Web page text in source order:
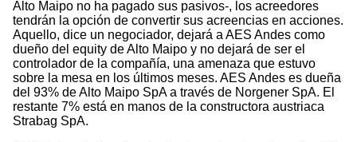
Alto Maipo no ha pagado sus pasivos-, los acreedores
tendrán la opción de convertir sus acreencias en acciones.
Aquello, dice un negociador, dejará a AES Andes como
dueño del equity de Alto Maipo y no dejará de ser el
controlador de la compañía, una amenaza que estuvo
sobre la mesa en los últimos meses. AES Andes es dueña
del 93% de Alto Maipo SpA a través de Norgener SpA. El
restante 7% está en manos de la constructora austriaca
Strabag SpA.